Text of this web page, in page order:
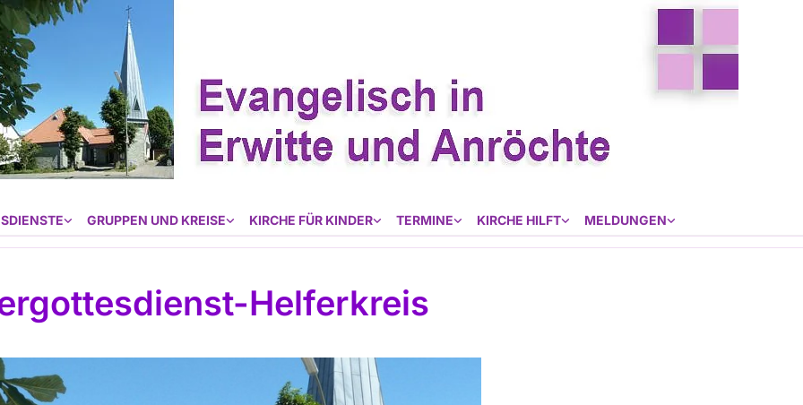
GRUPPEN UND KREISE KIRCHE FÜR KINDER TERMINE KIRCHE HILFT MELDUNGEN
Helferkreis